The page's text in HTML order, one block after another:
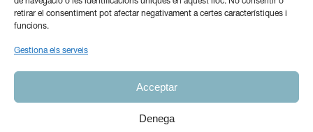
retirar el consentiment pot afectar negativament a certes característiques i
funcions.
Gestiona els serveis
Acceptar
Denega
Sobre nosaltres Serveis
Blog
Canal Ètic